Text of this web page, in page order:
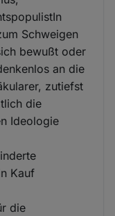
Schweigen
bewußt oder
an die
zutiefst
die
Ideologie
Kauf
die